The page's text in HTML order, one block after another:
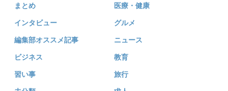
まとめ 医療・健康
インタビュー グルメ
編集部オススメ記事 ニュース
ビジネス 教育
習い事 旅行